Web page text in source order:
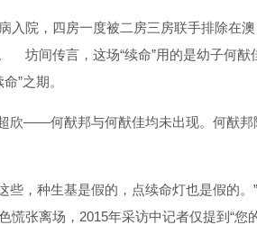
入院，四房一度被二房三房联手排除在澳
坊间传言，这场“续命”用的是幼子何猷
”之期。
欣——何猷邦与何猷佳均未出现。何猷邦
些，种生基是假的，点续命灯也是假的。”
张离场，2015年采访中记者仅提到“您